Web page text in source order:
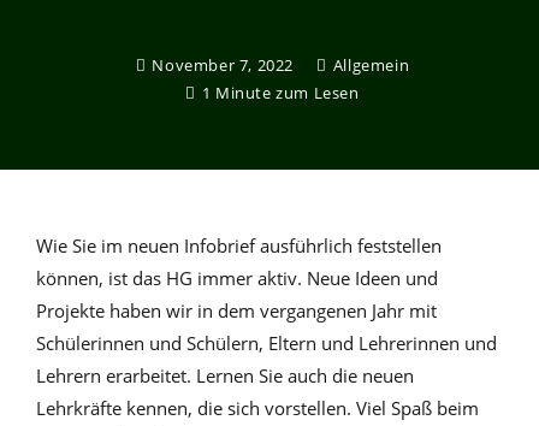
November 7, 2022
Allgemein
1 Minute zum Lesen
Wie Sie im neuen Infobrief ausführlich feststellen
können, ist das HG immer aktiv. Neue Ideen und
Projekte haben wir in dem vergangenen Jahr mit
Schülerinnen und Schülern, Eltern und Lehrerinnen und
Lehrern erarbeitet. Lernen Sie auch die neuen
Lehrkräfte kennen, die sich vorstellen. Viel Spaß beim